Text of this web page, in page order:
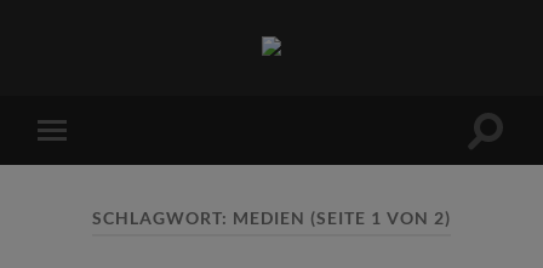
Sports
Mobile-
Menü
SCHLAGWORT: MEDIEN (SEITE 1 VON 2)